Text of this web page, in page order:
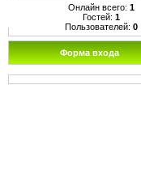
Онлайн всего: 1
Гостей: 1
Пользователей: 0
Форма входа